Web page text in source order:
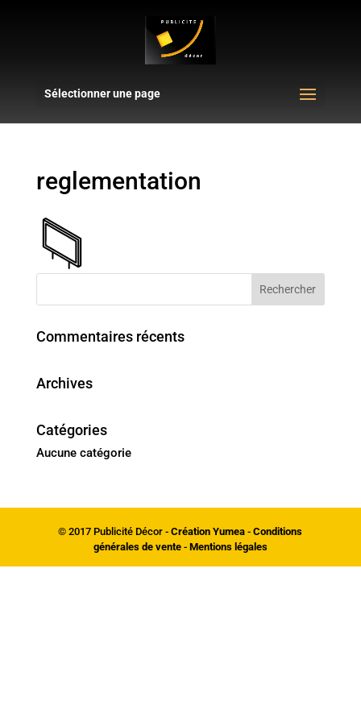
Sélectionner une page
reglementation
Commentaires récents
Archives
Catégories
Aucune catégorie
© 2017 Publicité Décor -Création Yumea -Conditions
générales de vente- Mentions légales